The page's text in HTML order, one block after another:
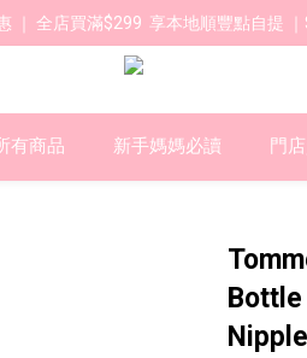
｜ 全店買滿$299  享本地順豐點自提
有商品 新手媽媽必讀 門
Nipple